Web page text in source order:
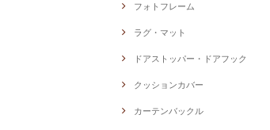
フォトフレーム
ラグ・マット
ドアストッパー・ドアフック
クッションカバー
カーテンバックル